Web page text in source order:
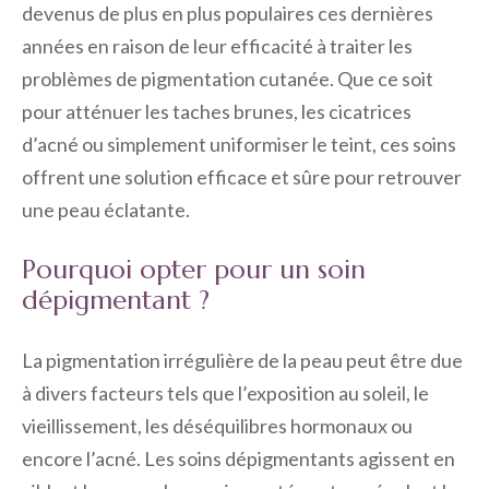
devenus de plus en plus populaires ces dernières
années en raison de leur efficacité à traiter les
problèmes de pigmentation cutanée. Que ce soit
pour atténuer les taches brunes, les cicatrices
d’acné ou simplement uniformiser le teint, ces soins
offrent une solution efficace et sûre pour retrouver
une peau éclatante.
Pourquoi opter pour un soin
dépigmentant ?
La pigmentation irrégulière de la peau peut être due
à divers facteurs tels que l’exposition au soleil, le
vieillissement, les déséquilibres hormonaux ou
encore l’acné. Les soins dépigmentants agissent en